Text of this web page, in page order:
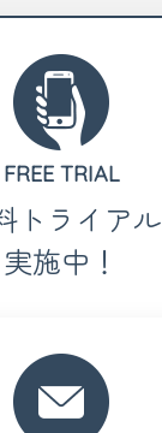
FREE TRIAL
トライアル
実施中！